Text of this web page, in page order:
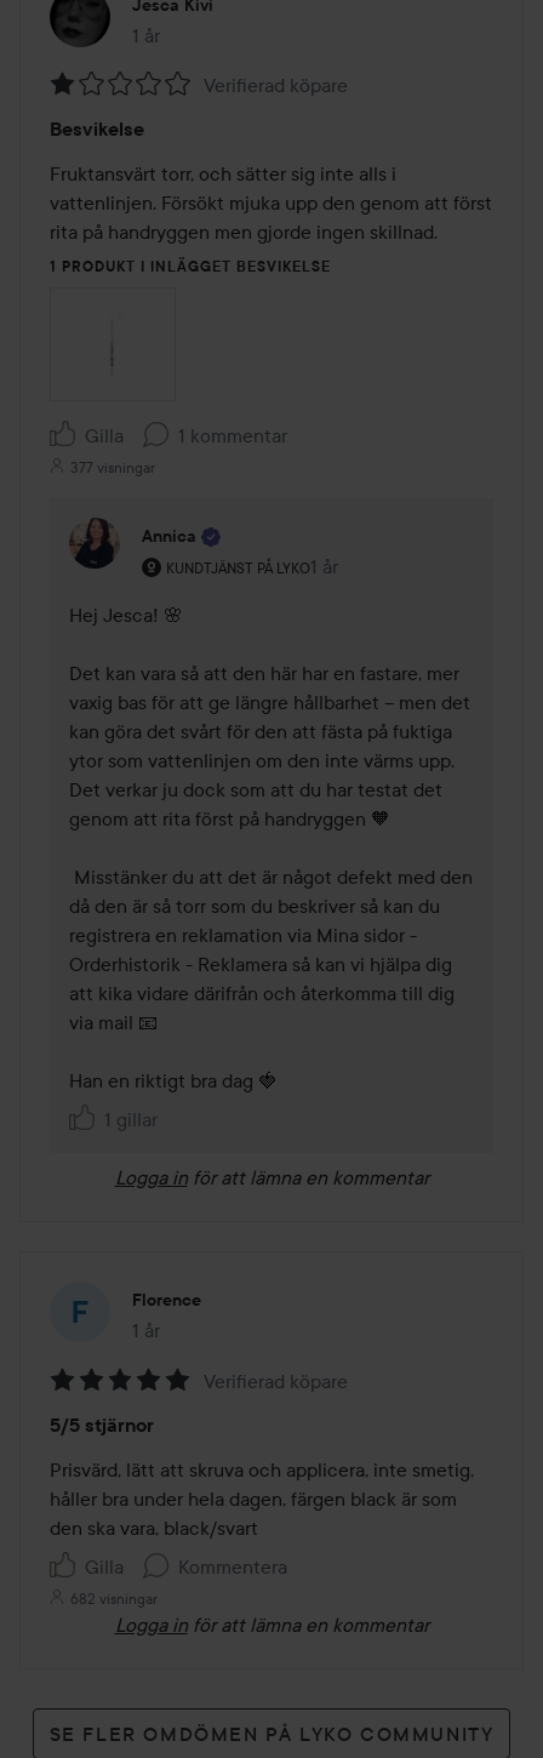
Jesca Kivi
1 år
Inlägget skapades 1 år
1
av
5
Verifierad köpare
Besvikelse
Fruktansvärt torr, och sätter sig inte alls i
vattenlinjen. Försökt mjuka upp den genom att först
rita på handryggen men gjorde ingen skillnad.
1 PRODUKT I INLÄGGET BESVIKELSE
Gilla 1 kommentar
377 visningar
Annica
KUNDTJÄNST PÅ LYKO
Användarens roll: Kundtjänst på Lyko.
1 år
Kommentaren lades 1 år
Hej Jesca! 🌸
Det kan vara så att den här har en fastare, mer
vaxig bas för att ge längre hållbarhet – men det
kan göra det svårt för den att fästa på fuktiga
ytor som vattenlinjen om den inte värms upp.
Det verkar ju dock som att du har testat det
genom att rita först på handryggen 🧡
då den är så torr som du beskriver så kan du
registrera en reklamation via Mina sidor -
Orderhistorik - Reklamera så kan vi hjälpa dig
att kika vidare därifrån och återkomma till dig
via mail 📧
Han en riktigt bra dag 🍓
1 gillar
Logga in för att lämna en kommentar
Florence
1 år
Inlägget skapades 1 år
5
av
5
Verifierad köpare
5/5 stjärnor
Prisvärd, lätt att skruva och applicera, inte smetig,
håller bra under hela dagen, färgen black är som
den ska vara, black/svart
Gilla
Kommentera
682 visningar
Logga in för att lämna en kommentar
SE FLER OMDÖMEN PÅ LYKO COMMUNITY